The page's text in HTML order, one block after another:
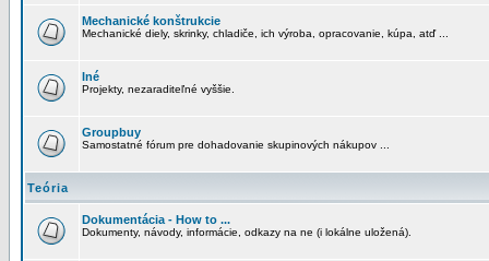
Mechanické konštrukcie
Mechanické diely, skrinky, chladiče, ich výroba, opracovanie, kúpa, atď ...
Iné
Projekty, nezaraditeľné vyššie.
Groupbuy
Samostatné fórum pre dohadovanie skupinových nákupov ...
Teória
Dokumentácia - How to ...
Dokumenty, návody, informácie, odkazy na ne (i lokálne uložená).